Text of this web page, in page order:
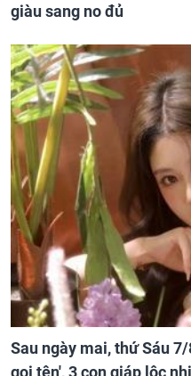
giàu sang no đủ
Sau ngày mai, thứ Sáu